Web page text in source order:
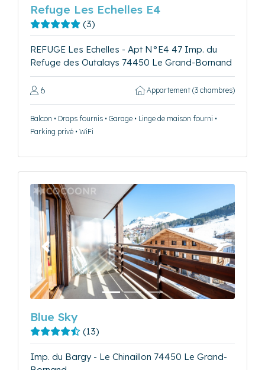
Refuge Les Echelles E4
(3)
REFUGE Les Echelles - Apt N°E4 47 Imp. du
Refuge des Outalays 74450 Le Grand-Bornand
6 Appartement (3 chambres)
Balcon • Draps fournis • Garage • Linge de maison fourni •
Parking privé • WiFi
Précédent Suivant
Blue Sky
(13)
Imp. du Bargy - Le Chinaillon 74450 Le Grand-